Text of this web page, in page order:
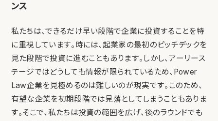
ンス
私たちは、できるだけ早い段階で企業に投資することを特
に重視しています。時には、起業家の最初のピッチデックを
見た段階で投資に進むこともあります。しかし、アーリース
テージではどうしても情報が限られているため、Power
Law企業を見極めるのは難しいのが現実です。このため、
有望な企業を初期段階では見落としてしまうこともありま
す。そこで、私たちは投資の範囲を広げ、後のラウンドでも